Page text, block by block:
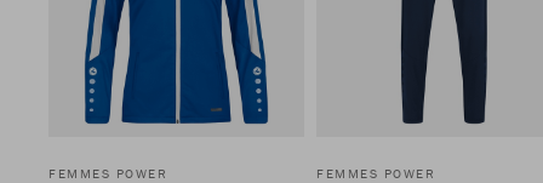
FEMMES POWER FEMMES POWER